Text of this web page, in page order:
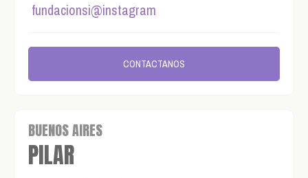
fundacionsi@instagram
CONTACTANOS
BUENOS AIRES
PILAR